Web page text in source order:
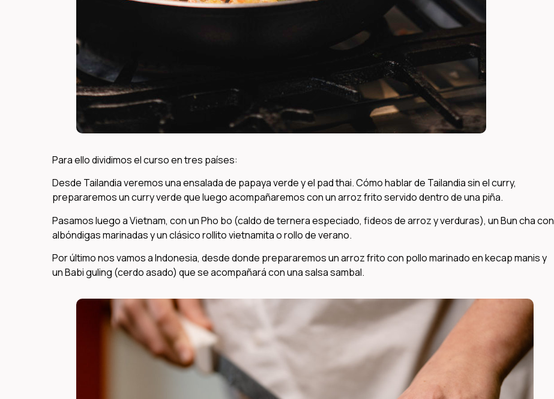
Para ello dividimos el curso en tres países:
Desde Tailandia veremos una ensalada de papaya verde y el pad thai. Cómo hablar de Tailandia sin el curry,
prepararemos un curry verde que luego acompañaremos con un arroz frito servido dentro de una piña.
Pasamos luego a Vietnam, con un Pho bo (caldo de ternera especiado, fideos de arroz y verduras), un Bun cha con
albóndigas marinadas y un clásico rollito vietnamita o rollo de verano.
Por último nos vamos a Indonesia, desde donde prepararemos un arroz frito con pollo marinado en kecap manis y
un Babi guling (cerdo asado) que se acompañará con una salsa sambal.